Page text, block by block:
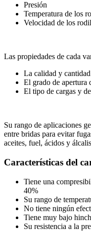
Presión
Temperatura de los
Velocidad de los
Las propiedades de cada
La calidad y
El grado de apertura
El tipo de cargas y
Su rango de aplicaciones
entre bridas para evitar
aceites, fuel, ácidos y
Características del
Tiene una
40%
Su rango de
No tiene ningún
Tiene muy bajo
Su resistencia a la